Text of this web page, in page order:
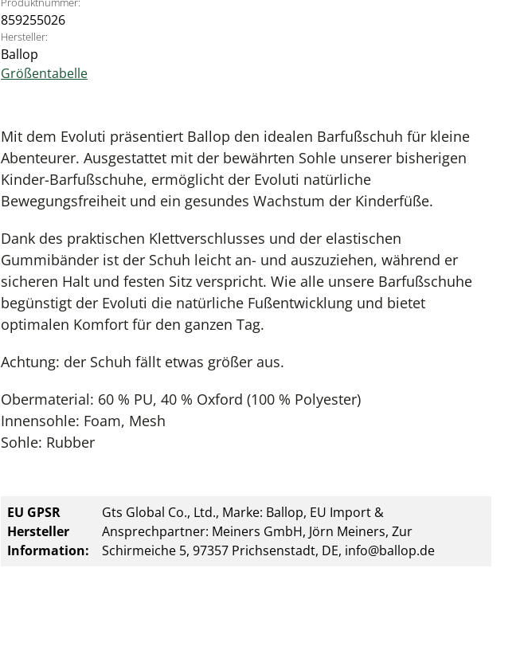
859255026
Hersteller:
Ballop
Größentabelle
Mit dem Evoluti präsentiert Ballop den idealen Barfußschuh für kleine
Abenteurer. Ausgestattet mit der bewährten Sohle unserer bisherigen
Kinder-Barfußschuhe, ermöglicht der Evoluti natürliche
Bewegungsfreiheit und ein gesundes Wachstum der Kinderfüße.
Dank des praktischen Klettverschlusses und der elastischen
Gummibänder ist der Schuh leicht an- und auszuziehen, während er
sicheren Halt und festen Sitz verspricht. Wie alle unsere Barfußschuhe
begünstigt der Evoluti die natürliche Fußentwicklung und bietet
optimalen Komfort für den ganzen Tag.
Achtung: der Schuh fällt etwas größer aus.
Obermaterial: 60 % PU, 40 % Oxford (100 % Polyester)
Innensohle: Foam, Mesh
Sohle: Rubber
EU GPSR
Hersteller
Information:
Gts Global Co., Ltd., Marke: Ballop, EU Import &
Ansprechpartner: Meiners GmbH, Jörn Meiners, Zur
Schirmeiche 5, 97357 Prichsenstadt, DE, info@ballop.de